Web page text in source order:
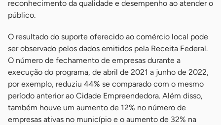
reconhecimento da qualidade e desempenho ao atender o
público.
O resultado do suporte oferecido ao comércio local pode
ser observado pelos dados emitidos pela Receita Federal.
O número de fechamento de empresas durante a
execução do programa, de abril de 2021 a junho de 2022,
por exemplo, reduziu 44% se comparado com o mesmo
período anterior ao Cidade Empreendedora. Além disso,
também houve um aumento de 12% no número de
empresas ativas no município e o aumento de 32% na